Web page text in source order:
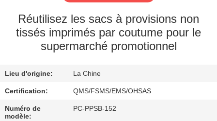
VISITE
D'USINE
DE
LA
QUALITÉ
Réutilisez les sacs à provisions non
tissés imprimés par coutume pour le
supermarché promotionnel
Lieu d'origine: La Chine
Certification: QMS/FSMS/EMS/OHSAS
Numéro de
modèle:
PC-PPSB-152